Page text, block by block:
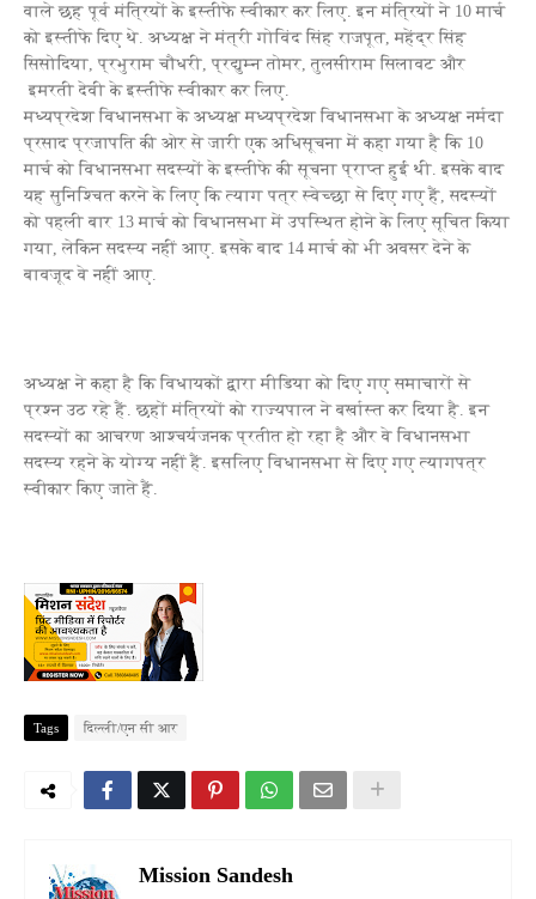
वाले छह पूर्व मंत्रियों के इस्तीफे स्वीकार कर लिए. इन मंत्रियों ने 10 मार्च
को इस्तीफे दिए थे. अध्यक्ष ने मंत्री गोविंद सिंह राजपूत, महेंद्र सिंह
सिसोदिया, प्रभुराम चौधरी, प्रद्युम्न तोमर, तुलसीराम सिलावट और
इमरती देवी के इस्तीफे स्वीकार कर लिए.
मध्यप्रदेश विधानसभा के अध्यक्ष मध्यप्रदेश विधानसभा के अध्यक्ष नर्मदा
प्रसाद प्रजापति की ओर से जारी एक अधिसूचना में कहा गया है कि 10
मार्च को विधानसभा सदस्यों के इस्तीफे की सूचना प्राप्त हुई थी. इसके बाद
यह सुनिश्चित करने के लिए कि त्याग पत्र स्वेच्छा से दिए गए हैं, सदस्यों
को पहली बार 13 मार्च को विधानसभा में उपस्थित होने के लिए सूचित किया
गया, लेकिन सदस्य नहीं आए. इसके बाद 14 मार्च को भी अवसर देने के
बावजूद वे नहीं आए.
अध्यक्ष ने कहा है कि विधायकों द्वारा मीडिया को दिए गए समाचारों से
प्रश्न उठ रहे हैं. छहों मंत्रियों को राज्यपाल ने बर्खास्त कर दिया है. इन
सदस्यों का आचरण आश्चर्यजनक प्रतीत हो रहा है और वे विधानसभा
सदस्य रहने के योग्य नहीं हैं. इसलिए विधानसभा से दिए गए त्यागपत्र
स्वीकार किए जाते हैं.
Tags दिल्ली/एन सी आर
Mission Sandesh